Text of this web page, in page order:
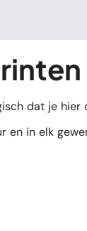
dat je hier
en in elk